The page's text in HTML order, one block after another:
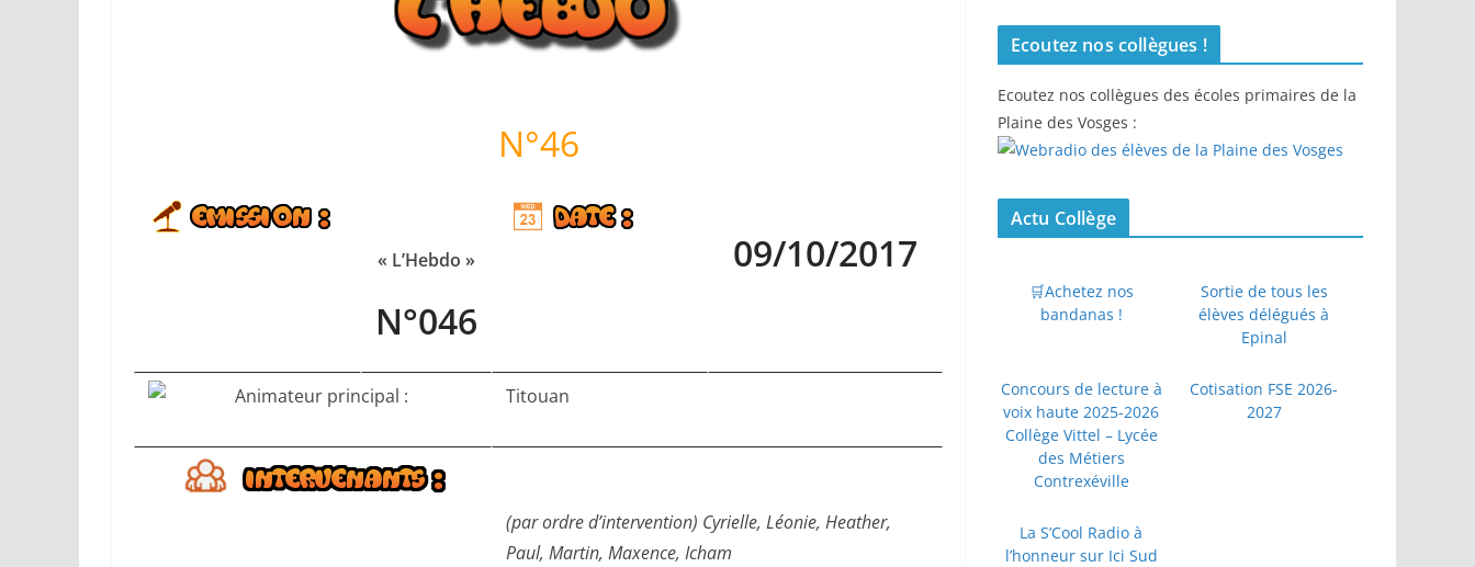
N°46
« L’Hebdo »
N°046
09/10/2017
Titouan
(par ordre d’intervention) Cyrielle, Léonie, Heather,
Paul, Martin, Maxence, Icham
Ecoutez nos collègues !
Ecoutez nos collègues des écoles primaires de la
Plaine des Vosges :
Actu Collège
🛒Achetez nos
bandanas !
Sortie de tous les
élèves délégués à
Epinal
Concours de lecture à
voix haute 2025-2026
Collège Vittel – Lycée
des Métiers
Contrexéville
Cotisation FSE 2026-
2027
La S’Cool Radio à
l’honneur sur Ici Sud